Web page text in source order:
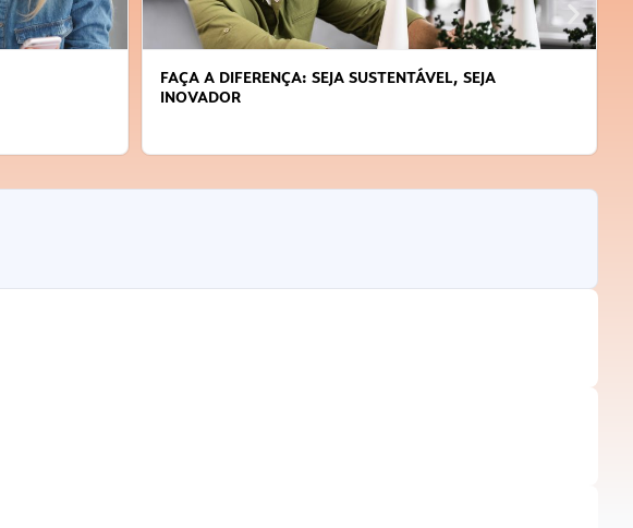
FAÇA A DIFERENÇA: SEJA SUSTENTÁVEL, SEJA
INOVADOR